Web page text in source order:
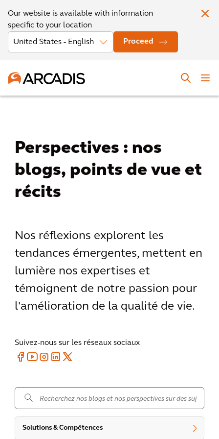
Our website is available with information
specific to your location
Proceed
Perspectives : nos
blogs, points de vue et
récits
Nos réflexions explorent les
tendances émergentes, mettent en
lumière nos expertises et
témoignent de notre passion pour
l'amélioration de la qualité de vie.
Suivez-nous sur les réseaux sociaux
Solutions & Compétences